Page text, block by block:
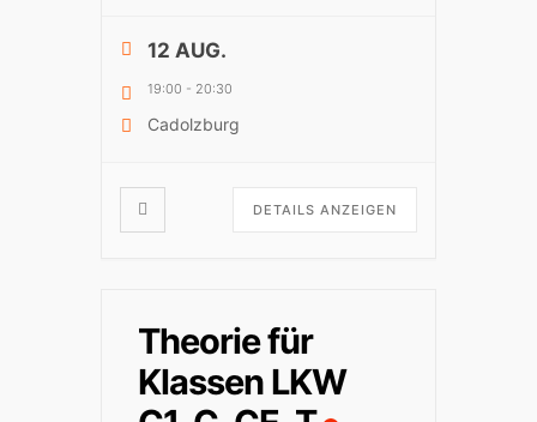
12 AUG.
19:00 - 20:30
Cadolzburg
DETAILS ANZEIGEN
Theorie für
Klassen LKW